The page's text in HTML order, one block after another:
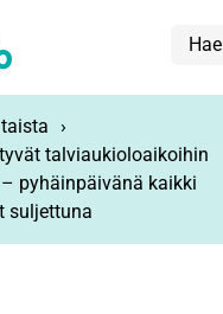
Hae
talviaukioloaikoihin
pyhäinpäivänä kaikki
suljettuna